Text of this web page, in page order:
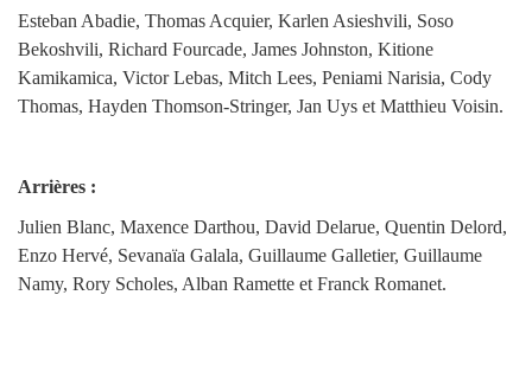
Esteban Abadie, Thomas Acquier, Karlen Asieshvili, Soso
Bekoshvili, Richard Fourcade, James Johnston, Kitione
Kamikamica, Victor Lebas, Mitch Lees, Peniami Narisia, Cody
Thomas, Hayden Thomson-Stringer, Jan Uys et Matthieu Voisin.
Arrières :
Julien Blanc, Maxence Darthou, David Delarue, Quentin Delord,
Enzo Hervé, Sevanaïa Galala, Guillaume Galletier, Guillaume
Namy, Rory Scholes, Alban Ramette et Franck Romanet.